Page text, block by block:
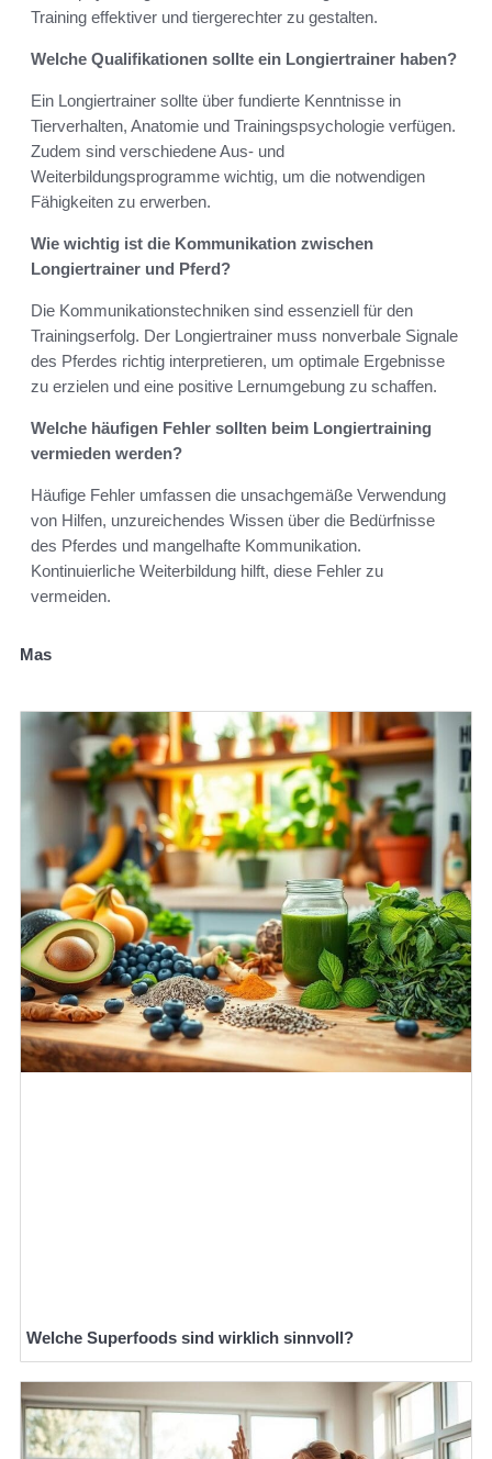
Training effektiver und tiergerechter zu gestalten.
Welche Qualifikationen sollte ein Longiertrainer haben?
Ein Longiertrainer sollte über fundierte Kenntnisse in
Tierverhalten, Anatomie und Trainingspsychologie verfügen.
Zudem sind verschiedene Aus- und
Weiterbildungsprogramme wichtig, um die notwendigen
Fähigkeiten zu erwerben.
Wie wichtig ist die Kommunikation zwischen
Longiertrainer und Pferd?
Die Kommunikationstechniken sind essenziell für den
Trainingserfolg. Der Longiertrainer muss nonverbale Signale
des Pferdes richtig interpretieren, um optimale Ergebnisse
zu erzielen und eine positive Lernumgebung zu schaffen.
Welche häufigen Fehler sollten beim Longiertraining
vermieden werden?
Häufige Fehler umfassen die unsachgemäße Verwendung
von Hilfen, unzureichendes Wissen über die Bedürfnisse
des Pferdes und mangelhafte Kommunikation.
Kontinuierliche Weiterbildung hilft, diese Fehler zu
vermeiden.
Mas
Welche Superfoods sind wirklich sinnvoll?